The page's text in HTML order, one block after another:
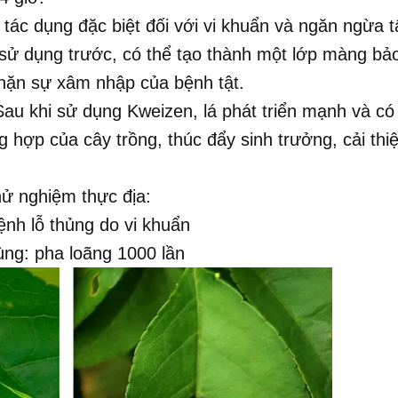
dụng đặc biệt đối với vi khuẩn và ngăn ngừa
dụng trước, có thể tạo thành một lớp màng
sự xâm nhập của bệnh tật.
khi sử dụng Kweizen, lá phát triển mạnh và
hợp của cây trồng, thúc đẩy sinh trưởng, cải
nghiệm thực địa:
lỗ thủng do vi khuẩn
pha loãng 1000 lần